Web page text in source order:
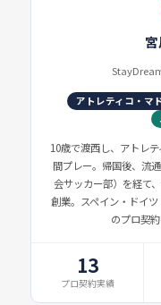
アトレティコ・マ
10歳で渡西し、アトレ
間プレー。帰国後、流
会サッカー部）を経て
創業。スペイン・ドイ
のプロ契
13
プロ契約実績